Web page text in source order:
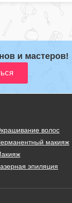
и мастеров!
волос
макияж
эпиляция